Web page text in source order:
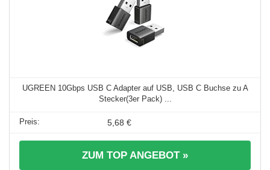
UGREEN 10Gbps USB C Adapter auf USB, USB C Buchse zu A
Stecker(3er Pack) ...
5,68 €
ZUM TOP ANGEBOT »